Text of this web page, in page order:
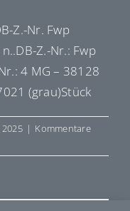
Z.-Nr. Fwp
Z.-Nr.: Fwp
4 MG – 38128
(grau)Stück
2025 | Kommentare